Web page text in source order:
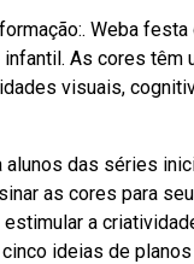
Weba
As cores têm
visuais,
das séries
as cores para
a
ideias de planos